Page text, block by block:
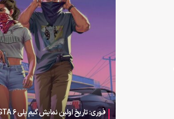
فوری: تاریخ اولین نمایش گیم پلی GTA 6 مشخص شد